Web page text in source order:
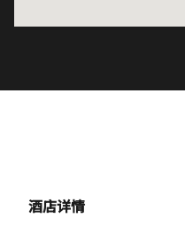
酒店详情